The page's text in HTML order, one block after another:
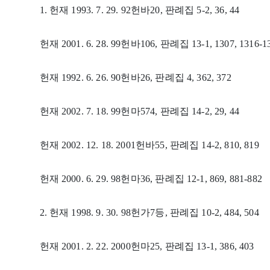
1. 헌재 1993. 7. 29. 92헌바20, 판례집 5-2, 36, 44
헌재 2001. 6. 28. 99헌바106, 판례집 13-1, 1307, 1316-
헌재 1992. 6. 26. 90헌바26, 판례집 4, 362, 372
헌재 2002. 7. 18. 99헌마574, 판례집 14-2, 29, 44
헌재 2002. 12. 18. 2001헌바55, 판례집 14-2, 810, 819
헌재 2000. 6. 29. 98헌마36, 판례집 12-1, 869, 881-882
2. 헌재 1998. 9. 30. 98헌가7등, 판례집 10-2, 484, 504
헌재 2001. 2. 22. 2000헌마25, 판례집 13-1, 386, 403